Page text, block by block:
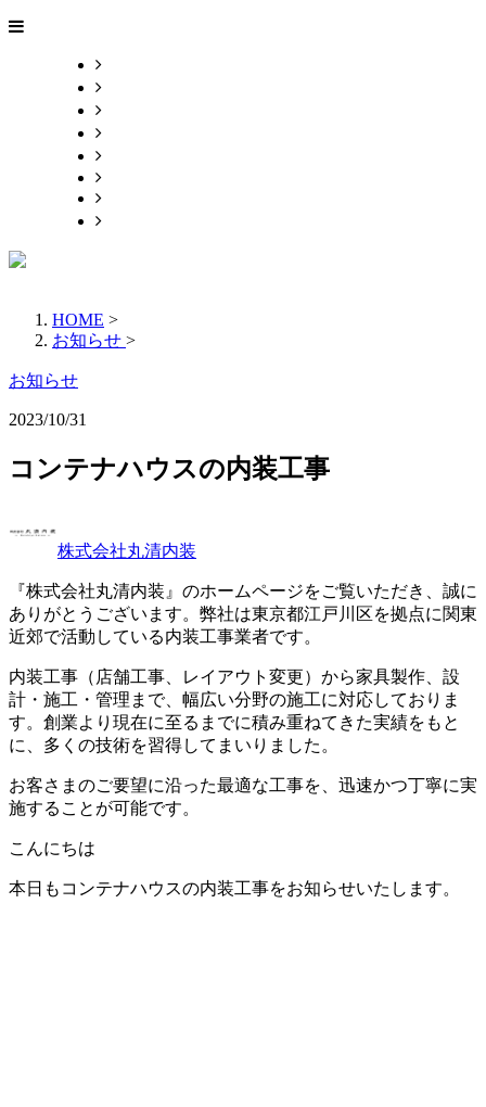
HOME >
お知らせ >
お知らせ
2023/10/31
コンテナハウスの内装工事
株式会社丸清内装
『株式会社丸清内装』のホームページをご覧いただき、誠に
ありがとうございます。弊社は東京都江戸川区を拠点に関東
近郊で活動している内装工事業者です。
内装工事（店舗工事、レイアウト変更）から家具製作、設
計・施工・管理まで、幅広い分野の施工に対応しておりま
す。創業より現在に至るまでに積み重ねてきた実績をもと
に、多くの技術を習得してまいりました。
お客さまのご要望に沿った最適な工事を、迅速かつ丁寧に実
施することが可能です。
こんにちは
本日もコンテナハウスの内装工事をお知らせいたします。